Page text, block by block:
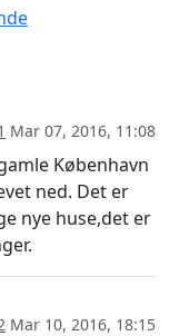
Mar 07, 2016, 11:08
København
ned. Det er
nye huse,det er
Mar 10, 2016, 18:15